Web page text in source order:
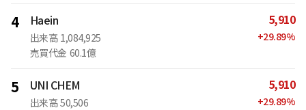
4 Haein
出来高 1,084,925
売買代金 60.1億
5,910
+29.89%
5 UNI CHEM
出来高 50,506
5,910
+29.89%